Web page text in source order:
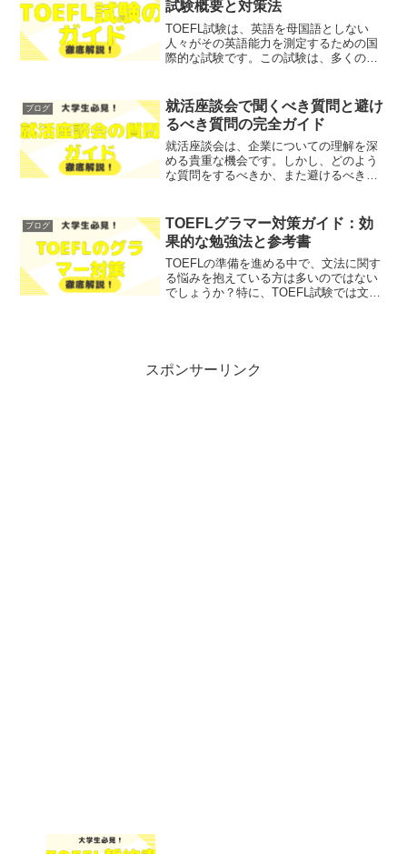
試験概要と対策法
TOEFL試験は、英語を母国語としない
人々がその英語能力を測定するための国
際的な試験です。この試験は、多くの大
形式について詳しく知りたい」「試験対
策が不安」とお悩み...
ブログ
就活座談会で聞くべき質問と避け
るべき質問の完全ガイド
就活座談会は、企業についての理解を深
める貴重な機会です。しかし、どのよう
な質問をするべきか、また避けるべきか
べき質問を徹底解説します！レポトンこ
の記事は次のような人におす...
ブログ
TOEFLグラマー対策ガイド：効
果的な勉強法と参考書
TOEFLの準備を進める中で、文法に関す
る悩みを抱えている方は多いのではない
でしょうか？特に、TOEFL試験では文法
スポンサーリンク